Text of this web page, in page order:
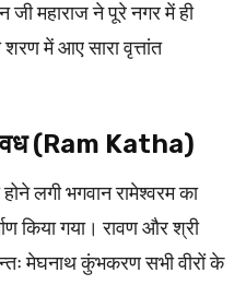
महाराज ने पूरे नगर में ही
में आए सारा वृत्तांत
वध (Ram Katha)
लगी भगवान रामेश्वरम का
किया गया। रावण और श्री
मेघनाथ कुंभकरण सभी वीरों के